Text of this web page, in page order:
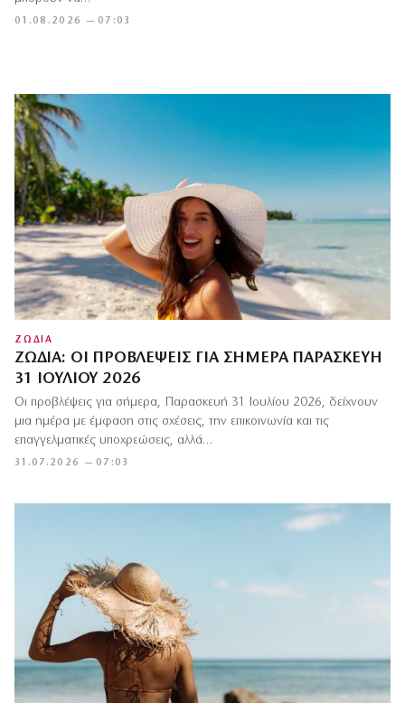
01.08.2026 — 07:03
ΖΩΔΙΑ
ΖΏΔΙΑ: ΟΙ ΠΡΟΒΛΈΨΕΙΣ ΓΙΑ ΣΉΜΕΡΑ ΠΑΡΑΣΚΕΥΉ
31 ΙΟΥΛΊΟΥ 2026
31.07.2026 — 07:03
Οι προβλέψεις για σήμερα, Παρασκευή 31 Ιουλίου 2026, δείχνουν
μια ημέρα με έμφαση στις σχέσεις, την επικοινωνία και τις
επαγγελματικές υποχρεώσεις, αλλά…